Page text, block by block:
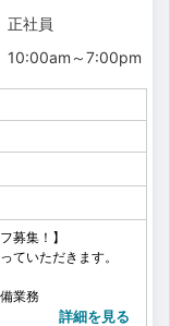
正社員
10:00am ～7:00pm
募集！】
ていただきます。
業務
詳細を見る